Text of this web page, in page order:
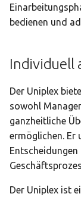
bedienen und
Individuell
Der Uniplex
sowohl
ganzheitliche
ermöglichen. Er
Der Uniplex ist